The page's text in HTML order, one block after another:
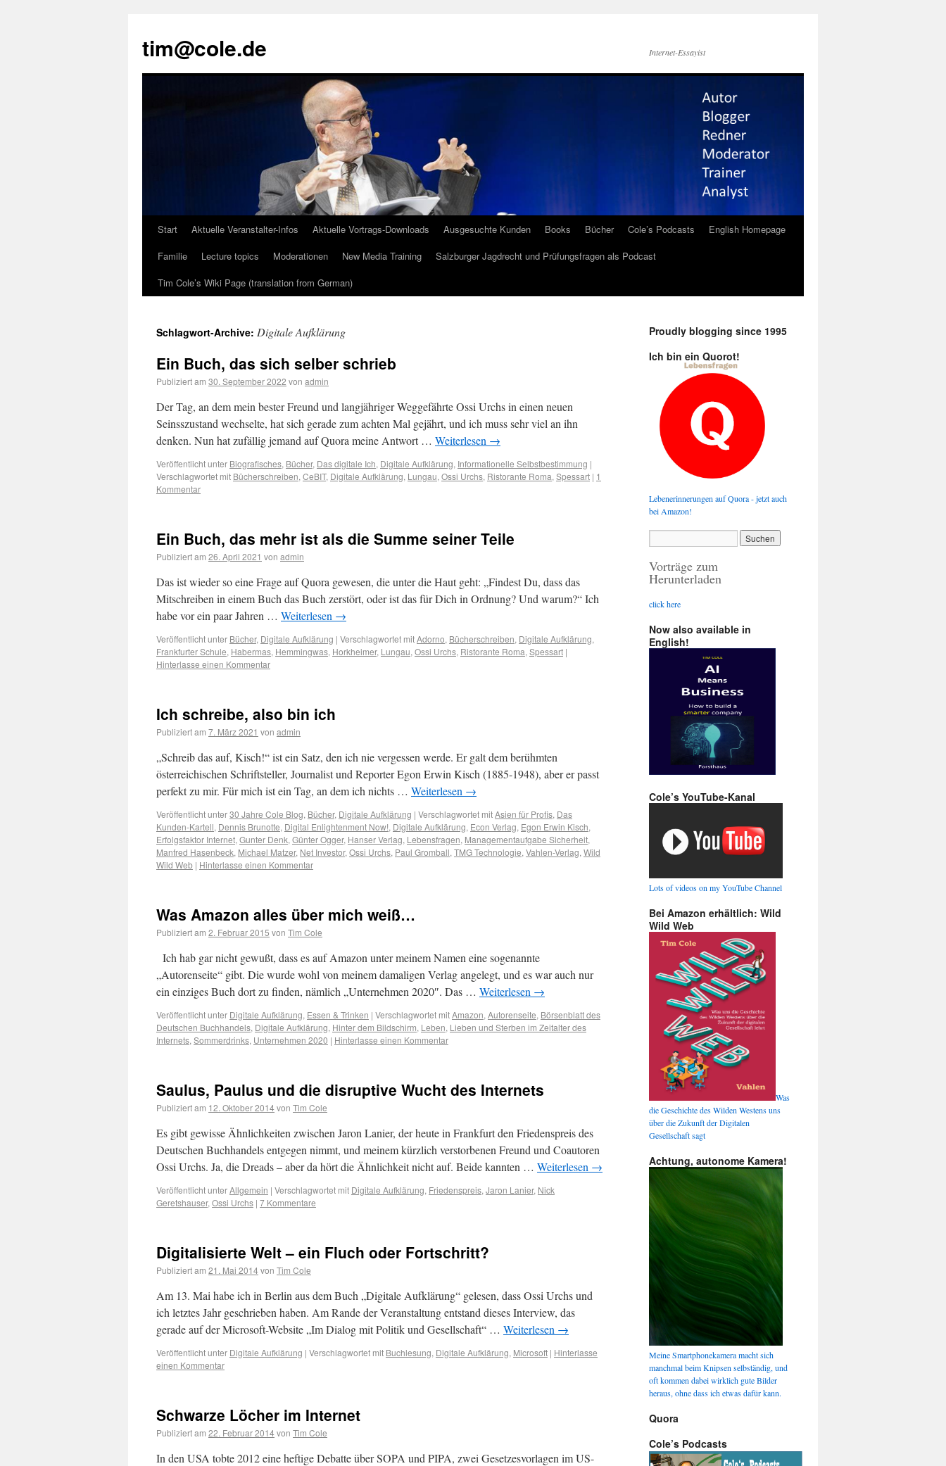
tim@cole.de Internet-Essayist
Start Aktuelle Veranstalter-Infos Aktuelle Vortrags-Downloads Ausgesuchte Kunden Books Bücher Cole’s Podcasts
English Homepage
Familie
Lecture topics Moderationen New Media Training
Salzburger Jagdrecht und Prüfungsfragen als Podcast
Tim Cole’s Wiki Page (translation from German)
Schlagwort-Archive: Digitale Aufklärung
Ein Buch, das sich selber schrieb
Publiziert am 30. September 2022 von admin
Der Tag, an dem mein bester Freund und langjähriger Weggefährte Ossi Urchs in einen neuen
Seinsszustand wechselte, hat sich gerade zum achten Mal gejährt, und ich muss sehr viel an ihn
denken. Nun hat zufällig jemand auf Quora meine Antwort … Weiterlesen →
Veröffentlicht unter Biografisches, Bücher, Das digitale Ich, Digitale Aufklärung, Informationelle Selbstbestimmung |
Verschlagwortet mit Bücherschreiben, CeBIT, Digitale Aufklärung, Lungau, Ossi Urchs, Ristorante Roma, Spessart | 1
Kommentar
Ein Buch, das mehr ist als die Summe seiner Teile
Publiziert am 26. April 2021 von admin
Das ist wieder so eine Frage auf Quora gewesen, die unter die Haut geht: „Findest Du, dass das
Mitschreiben in einem Buch das Buch zerstört, oder ist das für Dich in Ordnung? Und warum?“ Ich
habe vor ein paar Jahren … Weiterlesen →
Veröffentlicht unter Bücher, Digitale Aufklärung | Verschlagwortet mitAdorno, Bücherschreiben, Digitale Aufklärung,
Frankfurter Schule, Habermas, Hemmingwas, Horkheimer, Lungau, Ossi Urchs, Ristorante Roma, Spessart |
Hinterlasse einen Kommentar
Ich schreibe, also bin ich
Publiziert am 7. März 2021 von admin
„Schreib das auf, Kisch!“ ist ein Satz, den ich nie vergessen werde. Er galt dem berühmten
österreichischen Schriftsteller, Journalist und Reporter Egon Erwin Kisch (1885-1948), aber er passt
perfekt zu mir. Für mich ist ein Tag, an dem ich nichts … Weiterlesen →
Veröffentlicht unter30 Jahre Cole Blog, Bücher, Digitale Aufklärung | Verschlagwortet mitAsien für Profis, Das
Kunden-Kartell, Dennis Brunotte, Digital Enlightenment Now!, Digitale Aufklärung, Econ Verlag, Egon Erwin Kisch,
Erfolgsfaktor Internet, Gunter Denk, Günter Ogger, Hanser Verlag, Lebensfragen, Managementaufgabe Sicherheit,
Manfred Hasenbeck, Michael Matzer, Net Investor, Ossi Urchs, Paul Gromball, TMG Technologie, Vahlen-Verlag, Wild
Wild Web | Hinterlasse einen Kommentar
Was Amazon alles über mich weiß…
Publiziert am 2. Februar 2015 von Tim Cole
Ich hab gar nicht gewußt, dass es auf Amazon unter meinem Namen eine sogenannte
„Autorenseite“ gibt. Die wurde wohl von meinem damaligen Verlag angelegt, und es war auch nur
ein einziges Buch dort zu finden, nämlich „Unternehmen 2020″. Das … Weiterlesen →
Veröffentlicht unter Digitale Aufklärung, Essen & Trinken | Verschlagwortet mitAmazon, Autorenseite, Börsenblatt des
Deutschen Buchhandels, Digitale Aufklärung, Hinter dem Bildschirm, Leben, Lieben und Sterben im Zeitalter des
Internets, Sommerdrinks, Unternehmen 2020 | Hinterlasse einen Kommentar
Saulus, Paulus und die disruptive Wucht des Internets
Publiziert am 12. Oktober 2014von Tim Cole
Es gibt gewisse Ähnlichkeiten zwischen Jaron Lanier, der heute in Frankfurt den Friedenspreis des
Deutschen Buchhandels entgegen nimmt, und meinem kürzlich verstorbenen Freund und Coautoren
Ossi Urchs. Ja, die Dreads – aber da hört die Ähnlichkeit nicht auf. Beide kannten … Weiterlesen →
Veröffentlicht unterAllgemein | Verschlagwortet mit Digitale Aufklärung, Friedenspreis, Jaron Lanier, Nick
Geretshauser, Ossi Urchs | 7 Kommentare
Digitalisierte Welt – ein Fluch oder Fortschritt?
Publiziert am 21. Mai 2014von Tim Cole
Am 13. Mai habe ich in Berlin aus dem Buch „Digitale Aufklärung“ gelesen, dass Ossi Urchs und
ich letztes Jahr geschrieben haben. Am Rande der Veranstaltung entstand dieses Interview, das
gerade auf der Microsoft-Website „Im Dialog mit Politik und Gesellschaft“ … Weiterlesen →
Veröffentlicht unter Digitale Aufklärung | Verschlagwortet mit Buchlesung, Digitale Aufklärung, Microsoft | Hinterlasse
einen Kommentar
Schwarze Löcher im Internet
Publiziert am 22. Februar 2014von Tim Cole
In den USA tobte 2012 eine heftige Debatte über SOPA und PIPA, zwei Gesetzesvorlagen im US-
Proudly blogging since 1995
Ich bin ein Quorot!
Lebenerinnerungen auf Quora - jetzt auch
bei Amazon!
Vorträge zum
Herunterladen
click here
Now also available in
English!
Cole’s YouTube-Kanal
Lots of videos on my YouTube Channel
Bei Amazon erhältlich: Wild
Wild Web
Was
die Geschichte des Wilden Westens uns
über die Zukunft der Digitalen
Gesellschaft sagt
Achtung, autonome Kamera!
Meine Smartphonekamera macht sich
manchmal beim Knipsen selbständig, und
oft kommen dabei wirklich gute Bilder
heraus, ohne dass ich etwas dafür kann.
Quora
Cole’s Podcasts